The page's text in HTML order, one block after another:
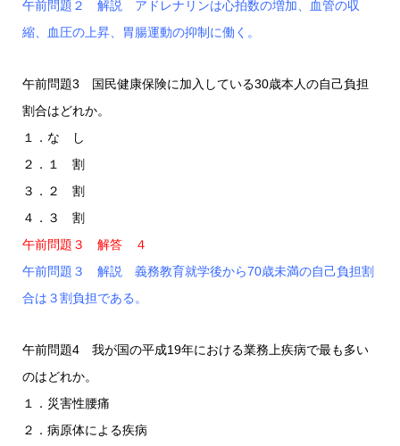
午前問題２ 解説 アドレナリンは心拍数の増加、血管の収
縮、血圧の上昇、胃腸運動の抑制に働く。
午前問題3 国民健康保険に加入している30歳本人の自己負担
割合はどれか。
１．な し
２．１ 割
３．２ 割
４．３ 割
午前問題３ 解答 ４
午前問題３ 解説 義務教育就学後から70歳未満の自己負担割
合は３割負担である。
午前問題4 我が国の平成19年における業務上疾病で最も多い
のはどれか。
１．災害性腰痛
２．病原体による疾病